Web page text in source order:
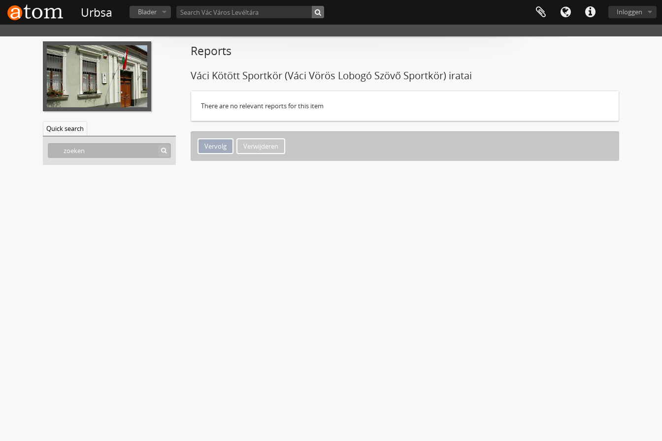
Urbsa Inloggen
Blader
Quick search
Reports
Váci Kötött Sportkör (Váci Vörös Lobogó Szövő Sportkör) iratai
There are no relevant reports for this item
Verwijderen